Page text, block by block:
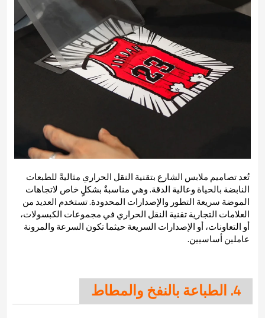
تُعد تصاميم ملابس الشارع بتقنية النقل الحراري مثاليةً للطبعات
النابضة بالحياة وعالية الدقة. وهي مناسبةٌ بشكلٍ خاص لاتجاهات
الموضة سريعة التطور والإصدارات المحدودة. تستخدم العديد من
العلامات التجارية تقنية النقل الحراري في مجموعات الكبسولات،
أو التعاونات، أو الإصدارات السريعة حيثما تكون السرعة والمرونة
عاملين أساسيين.
4. الطباعة بالنفخ والمطاط